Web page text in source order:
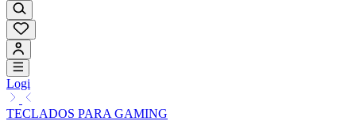
Logi
TECLADOS PARA GAMING